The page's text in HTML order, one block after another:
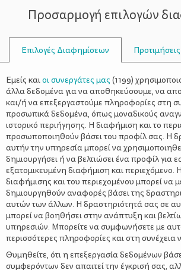
ΨΑΛΊΔΑ
Προσαρμογή επιλογών
Επιλογές Διαφημίσεων
Εμείς καιοι συνεργάτες μας (1199)
άλλα δεδομένα για να αποθηκεύσουμε, να
και/ή να επεξεργαστούμε πληροφορίες στη
προσωπικά δεδομένα, όπως μοναδικούς
ιστορικό περιήγησης. Η διαφήμιση και το
προσωποποιηθούν βάσει του προφίλ σας. Η
αυτήν την υπηρεσία μπορεί να
δημιουργήσει ή να βελτιώσει ένα προφίλ για
εξατομικευμένη διαφήμιση και
διαφήμισης και του περιεχομένου μπορεί να
δημιουργηθούν αναφορές βάσει της
αυτών των άλλων. Η δραστηριότητά σας σε
μπορεί να βοηθήσει στην ανάπτυξη και
υπηρεσιών. Μπορείτε να συμφωνήσετε με
περισσότερες πληροφορίες και στη συνέχεια
Θυμηθείτε, ότι η επεξεργασία δεδομένων
συμφερόντων δεν απαιτεί την έγκρισή σας,